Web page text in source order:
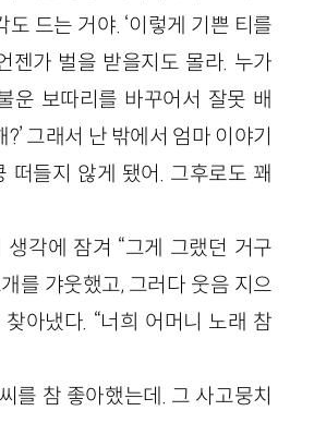
도 드는 거야. ‘이렇게 기쁜 티를
젠가 벌을 받을지도 몰라. 누가
운 보따리를 바꾸어서 잘못 배
그래서 난 밖에서 엄마 이야기
떠들지 않게 됐어. 그후로도 꽤
생각에 잠겨 “그게 그랬던 거구
를 갸웃했고, 그러다 웃음 지으
아냈다. “너희 어머니 노래 참
를 참 좋아했는데. 그 사고뭉치